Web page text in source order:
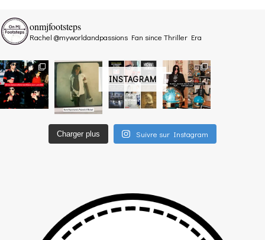
INSTAGRAM
onmjfootsteps
Rachel @myworldandpassions Fan since Thriller Era
Charger plus Suivre sur Instagram